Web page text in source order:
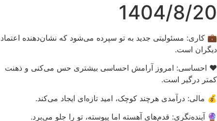
1404/8/20
💼 کاری: مسئولیتی جدید به تو سپرده می‌شود که نشان‌دهنده اعتماد
دیگران است.
❤️ احساسی: امروز آرامش احساسی بیشتری حس می‌کنی و ذهنت
کمتر درگیر است.
💰 مالی: درآمدی هرچند کوچک، امید تازه‌ای ایجاد می‌کند.
🔮 آینده‌نگری: قدم‌های آهسته اما پیوسته، تو را جلو می‌برد.